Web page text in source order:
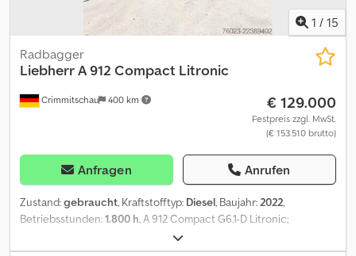
1 / 15
Crimmitschau 400 km
Radbagger
LiebherrA 912 Compact Litronic
€ 129.000
Festpreis zzgl. MwSt.
(€ 153.510 brutto)
Anfragen Anrufen
Zustand:gebraucht, Kraftstofftyp: Diesel, Baujahr:2022,
Betriebsstunden:1.800 h, A 912 Compact G6.1-D Litronic;
Powerpack Abgasstufe V; Rohrbruchsicherung Stielzylinder;
LIDAT Hardware; Abstützplanierschild hinten 2.550 mm breit;